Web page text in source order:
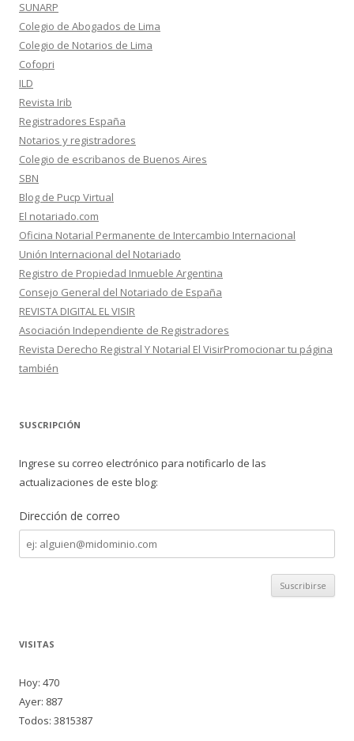
SUNARP
Colegio de Abogados de Lima
Colegio de Notarios de Lima
Cofopri
ILD
Revista Irib
Registradores España
Notarios y registradores
Colegio de escribanos de Buenos Aires
SBN
Blog de Pucp Virtual
El notariado.com
Oficina Notarial Permanente de Intercambio Internacional
Unión Internacional del Notariado
Registro de Propiedad Inmueble Argentina
Consejo General del Notariado de España
REVISTA DIGITAL EL VISIR
Asociación Independiente de Registradores
Revista Derecho Registral Y Notarial El VisirPromocionar tu página
también
SUSCRIPCIÓN
Ingrese su correo electrónico para notificarlo de las
actualizaciones de este blog:
Dirección de correo
Dirección
de
correo
VISITAS
Hoy: 470
Ayer: 887
Todos: 3815387